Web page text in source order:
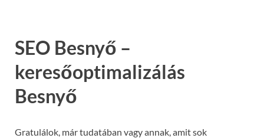
SEO Besnyő –
keresőoptimalizálás
Besnyő
Gratulálok, már tudatában vagy annak, amit sok